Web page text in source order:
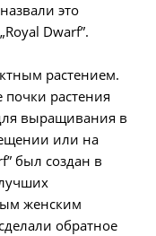
это
Dwarf”.
растением.
растения
выращивания в
или на
был создан в
женским
обратное